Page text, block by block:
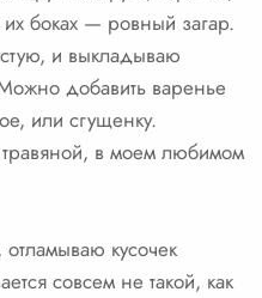
боках — ровный загар.
и выкладываю
добавить варенье
или сгущенку.
в моем любимом
отламываю кусочек
совсем не такой, как